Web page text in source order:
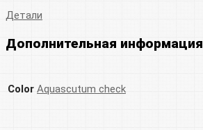
Детали
Дополнительная информация
Color Aquascutum check